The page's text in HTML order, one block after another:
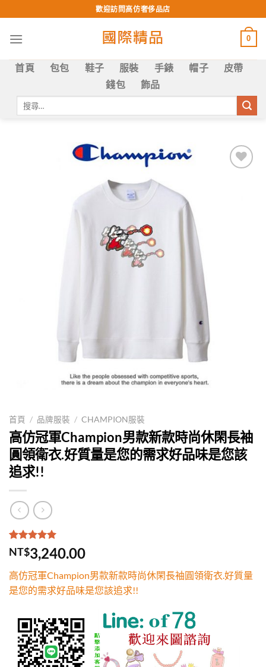
to
content
歡迎訪問高仿奢侈品店
0
首頁 包包 鞋子 服裝 手錶 帽子
皮帶
錢包
飾品
首頁 / 品牌服裝 / CHAMPION服裝
高仿冠軍Champion男款新款時尚休閑長袖
圓領衛衣.好質量是您的需求好品味是您該
追求!!
評分5.00 /
5，已有
1
位
分
NT$3,240.00
高仿冠軍Champion男款新款時尚休閑長袖圓領衛衣.好質量
是您的需求好品味是您該追求!!